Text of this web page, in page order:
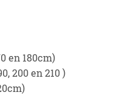
en 180cm)
200 en 210 )